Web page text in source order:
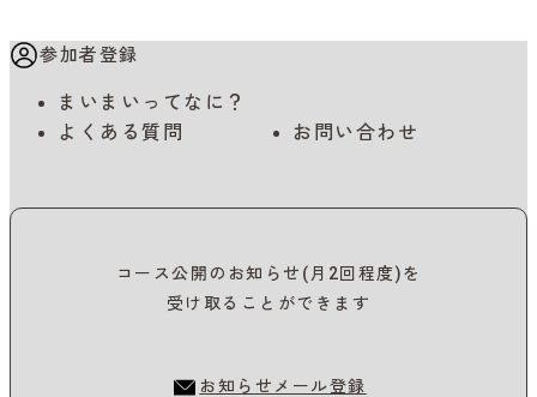
参加者登録
まいまいってなに？
よくある質問
お問い合わせ
コース公開のお知らせ(月2回程度)を
受け取ることができます
お知らせメール登録